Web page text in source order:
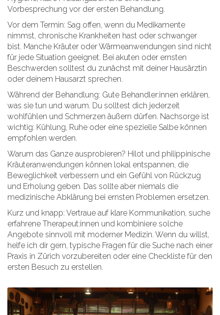
Vorbesprechung vor der ersten Behandlung.
Vor dem Termin: Sag offen, wenn du Medikamente
nimmst, chronische Krankheiten hast oder schwanger
bist. Manche Kräuter oder Wärmeanwendungen sind nicht
für jede Situation geeignet. Bei akuten oder ernsten
Beschwerden solltest du zunächst mit deiner Hausärztin
oder deinem Hausarzt sprechen.
Während der Behandlung: Gute Behandler:innen erklären,
was sie tun und warum. Du solltest dich jederzeit
wohlfühlen und Schmerzen äußern dürfen. Nachsorge ist
wichtig: Kühlung, Ruhe oder eine spezielle Salbe können
empfohlen werden.
Warum das Ganze ausprobieren? Hilot und philippinische
Kräuteranwendungen können lokal entspannen, die
Beweglichkeit verbessern und ein Gefühl von Rückzug
und Erholung geben. Das sollte aber niemals die
medizinische Abklärung bei ernsten Problemen ersetzen.
Kurz und knapp: Vertraue auf klare Kommunikation, suche
erfahrene Therapeut:innen und kombiniere solche
Angebote sinnvoll mit moderner Medizin. Wenn du willst,
helfe ich dir gern, typische Fragen für die Suche nach einer
Praxis in Zürich vorzubereiten oder eine Checkliste für den
ersten Besuch zu erstellen.